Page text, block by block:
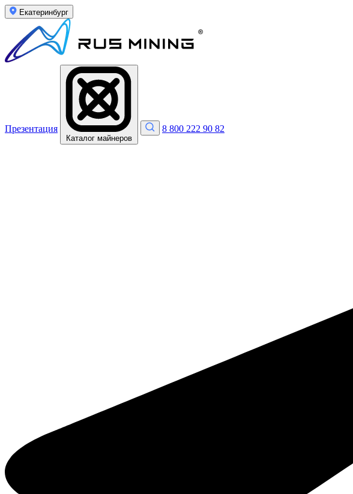
Екатеринбург
Презентация
Каталог майнеров
8 800 222 90 82